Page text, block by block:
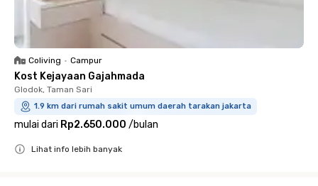
Coliving • Campur
Kost Kejayaan Gajahmada
Glodok, Taman Sari
1.9 km dari rumah sakit umum daerah tarakan jakarta
mulai dari Rp2.650.000 /bulan
Lihat info lebih banyak